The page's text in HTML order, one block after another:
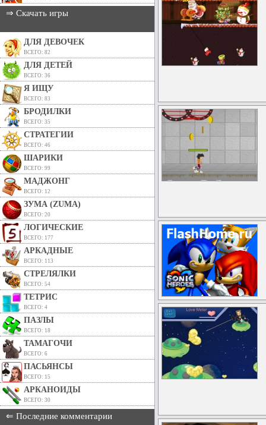
⇒ Скачать игры
ДЛЯ ДЕВОЧЕК
ВСЕГО: 82
ДЛЯ ДЕТЕЙ
ВСЕГО: 36
Я ИЩУ
ВСЕГО: 83
БРОДИЛКИ
ВСЕГО: 35
СТРАТЕГИИ
ВСЕГО: 46
ШАРИКИ
ВСЕГО: 99
МАДЖОНГ
ВСЕГО: 12
ЗУМА (ZUMA)
ВСЕГО: 20
ЛОГИЧЕСКИЕ
ВСЕГО: 177
АРКАДНЫЕ
ВСЕГО: 113
СТРЕЛЯЛКИ
ВСЕГО: 54
ТЕТРИС
ВСЕГО: 4
ПАЗЛЫ
ВСЕГО: 18
ТАМАГОЧИ
ВСЕГО: 6
ПАСЬЯНСЫ
ВСЕГО: 15
АРКАНОИДЫ
ВСЕГО: 30
⇐ Последние комментарии